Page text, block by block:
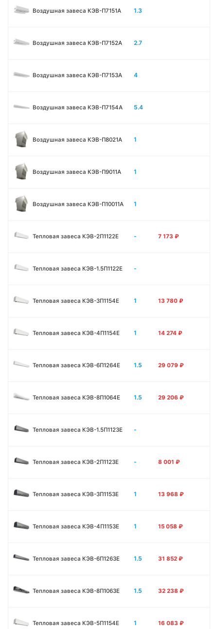
Воздушная завеса КЭВ-П7151A 1.3
Воздушная завеса КЭВ-П7152A 2.7
Воздушная завеса КЭВ-П7153A 4
Воздушная завеса КЭВ-П7154A 5.4
Воздушная завеса КЭВ-П8021A 1
Воздушная завеса КЭВ-П9011A 1
Воздушная завеса КЭВ-П10011A 1
Тепловая завеса КЭВ-2П1122E - 7 173 ₽
Тепловая завеса КЭВ-1.5П1122E -
Тепловая завеса КЭВ-3П1154E 1 13 780 ₽
Тепловая завеса КЭВ-4П1154E 1 14 274 ₽
Тепловая завеса КЭВ-6П1264E 1.5 29 079 ₽
Тепловая завеса КЭВ-8П1064E 1.5 29 206 ₽
Тепловая завеса КЭВ-1.5П1123E -
Тепловая завеса КЭВ-2П1123E - 8 001 ₽
Тепловая завеса КЭВ-3П1153E 1 13 968 ₽
Тепловая завеса КЭВ-4П1153E 1 15 058 ₽
Тепловая завеса КЭВ-6П1263E 1.5 31 852 ₽
Тепловая завеса КЭВ-8П1063E 1.5 32 238 ₽
Тепловая завеса КЭВ-5П1154E 1 16 083 ₽